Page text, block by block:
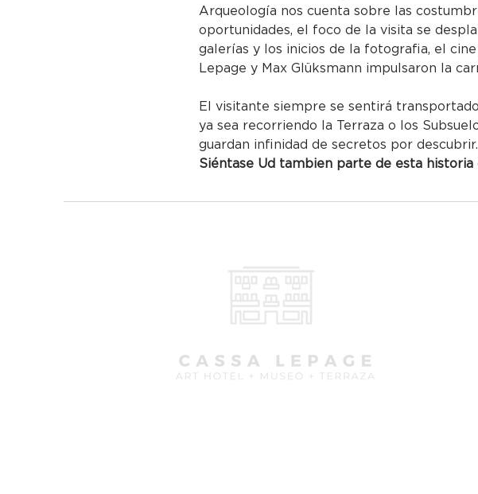
Arqueología nos cuenta sobre las
oportunidades, el foco de la visita se
galerías y los inicios de la fotografia, el
Lepage y Max Glüksmann impulsaron la
El visitante siempre se sentirá
ya sea recorriendo la Terraza o los
guardan infinidad de secretos por descubrir.
Siéntase Ud tambien parte de esta historia